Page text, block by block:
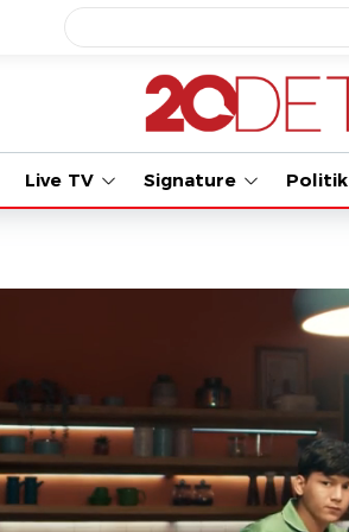
Yang sedang ramai dicari
gempa hari ini
#3prabowo
#5demo
Terakhir yang dicari
Loading...
Live TV Signature Politik